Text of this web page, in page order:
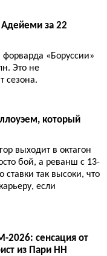
Адейеми за 22
«Боруссии»
Это не
сезона.
который
выходит в октагон
бой, а реванш с 13-
так высоки, что
если
2026: сенсация от
из Пари НН